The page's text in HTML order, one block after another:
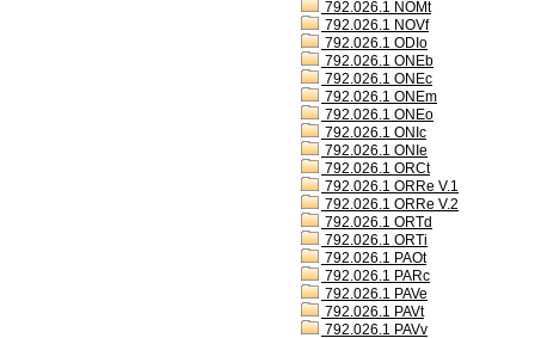
792.026.1 NOMt
792.026.1 NOVf
792.026.1 ODIo
792.026.1 ONEb
792.026.1 ONEc
792.026.1 ONEm
792.026.1 ONEo
792.026.1 ONIc
792.026.1 ONIe
792.026.1 ORCt
792.026.1 ORRe V.1
792.026.1 ORRe V.2
792.026.1 ORTd
792.026.1 ORTi
792.026.1 PAOt
792.026.1 PARc
792.026.1 PAVe
792.026.1 PAVt
792.026.1 PAVv